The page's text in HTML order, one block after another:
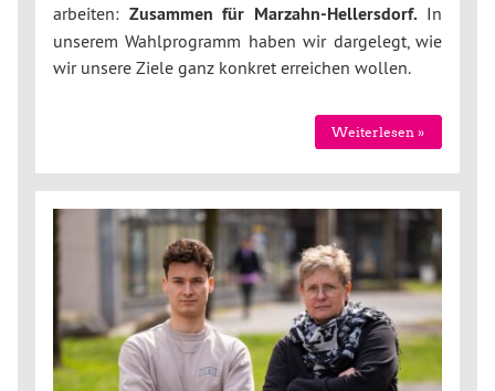
arbeiten: Zusammen für Marzahn-Hellersdorf.In
unserem Wahlprogramm haben wir dargelegt, wie
wir unsere Ziele ganz konkret erreichen wollen.
Weiterlesen »